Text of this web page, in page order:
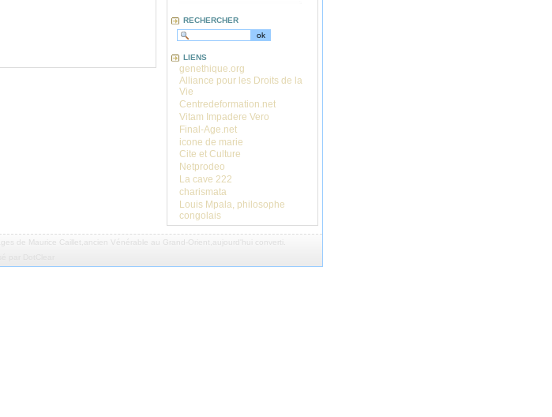
RECHERCHER
LIENS
genethique.org
Alliance pour les Droits de la
Vie
Centredeformation.net
Vitam Impadere Vero
Final-Age.net
icone de marie
Cite et Culture
Netprodeo
La cave 222
charismata
Louis Mpala, philosophe
congolais
de Maurice Caillet,ancien Vénérable au Grand-Orient,aujourd'hui converti